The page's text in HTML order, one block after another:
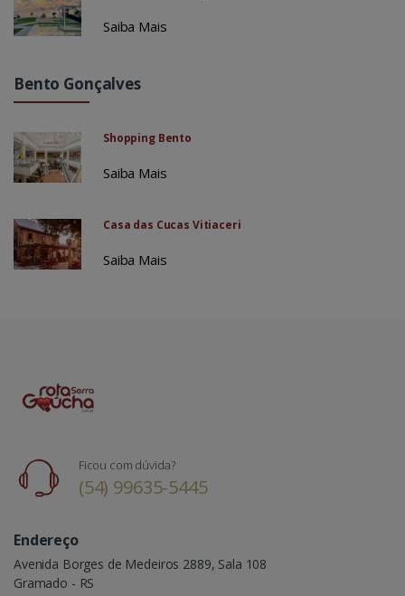
Saiba Mais
Bento Gonçalves
Shopping Bento
Saiba Mais
Casa das Cucas Vitiaceri
Saiba Mais
Ficou com dúvida?
(54) 99635-5445
Endereço
Avenida Borges de Medeiros 2889, Sala 108
Gramado - RS